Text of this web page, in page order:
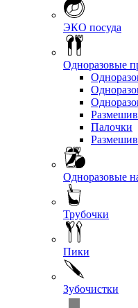
ЭКО посуда
Одноразовые
Палочки
Одноразовые
Трубочки
Пики
Зубочистки